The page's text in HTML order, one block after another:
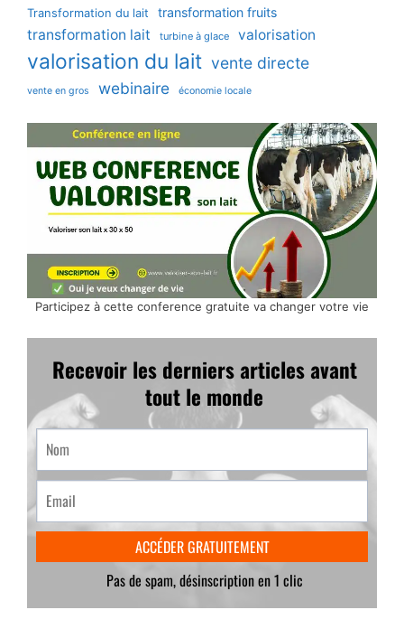
Transformation du lait transformation fruits
transformation lait turbine à glace valorisation
valorisation du lait vente directe
vente en gros webinaire économie locale
Participez à cette conference gratuite va changer votre vie